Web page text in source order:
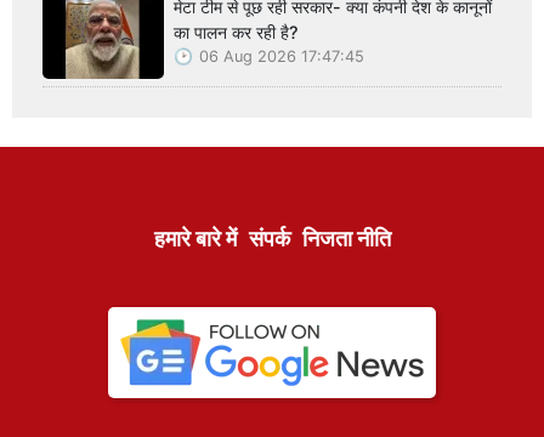
मेटा टीम से पूछ रही सरकार- क्या कंपनी देश के कानूनों
का पालन कर रही है?
06 Aug 2026 17:47:45
हमारे बारे में संपर्क निजता नीति